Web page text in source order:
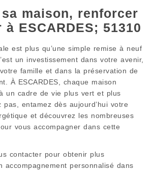
maison, renforcer
ESCARDES; 51310
est plus qu’une simple remise à neuf
un investissement dans votre avenir,
famille et dans la préservation de
À ESCARDES, chaque maison
un cadre de vie plus vert et plus
pas, entamez dès aujourd’hui votre
et découvrez les nombreuses
vous accompagner dans cette
contacter pour obtenir plus
accompagnement personnalisé dans